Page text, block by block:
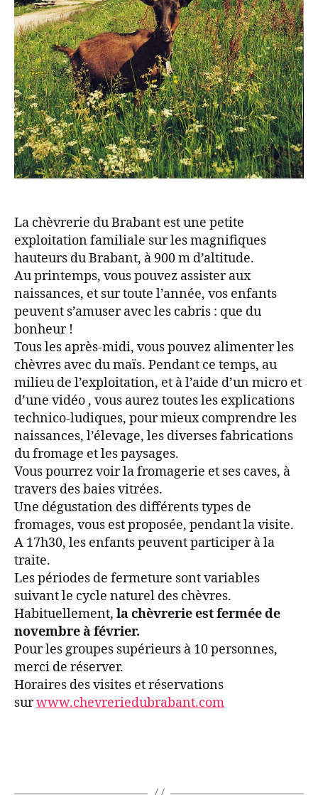
La chèvrerie du Brabant est une petite
exploitation familiale sur les magnifiques
hauteurs du Brabant, à 900 m d’altitude.
Au printemps, vous pouvez assister aux
naissances, et sur toute l’année, vos enfants
peuvent s’amuser avec les cabris : que du
bonheur !
Tous les après-midi, vous pouvez alimenter les
chèvres avec du maïs. Pendant ce temps, au
milieu de l’exploitation, et à l’aide d’un micro et
d’une vidéo , vous aurez toutes les explications
technico-ludiques, pour mieux comprendre les
naissances, l’élevage, les diverses fabrications
du fromage et les paysages.
Vous pourrez voir la fromagerie et ses caves, à
travers des baies vitrées.
Une dégustation des différents types de
fromages, vous est proposée, pendant la visite.
A 17h30, les enfants peuvent participer à la
traite.
Les périodes de fermeture sont variables
suivant le cycle naturel des chèvres.
Habituellement, la chèvrerie est fermée de
novembre à février.
Pour les groupes supérieurs à 10 personnes,
merci de réserver.
Horaires des visites et réservations
surwww.chevreriedubrabant.com